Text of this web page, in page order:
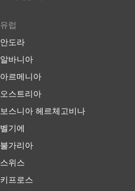
유럽
안도라
알바니아
아르메니아
오스트리아
보스니아 헤르체고비나
벨기에
불가리아
스위스
키프로스